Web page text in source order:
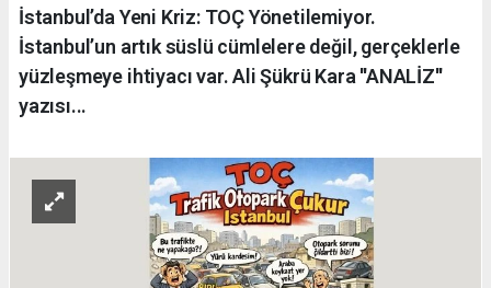
İstanbul’da Yeni Kriz: TOÇ Yönetilemiyor.
İstanbul’un artık süslü cümlelere değil, gerçeklerle
yüzleşmeye ihtiyacı var. Ali Şükrü Kara ''ANALİZ''
yazısı...